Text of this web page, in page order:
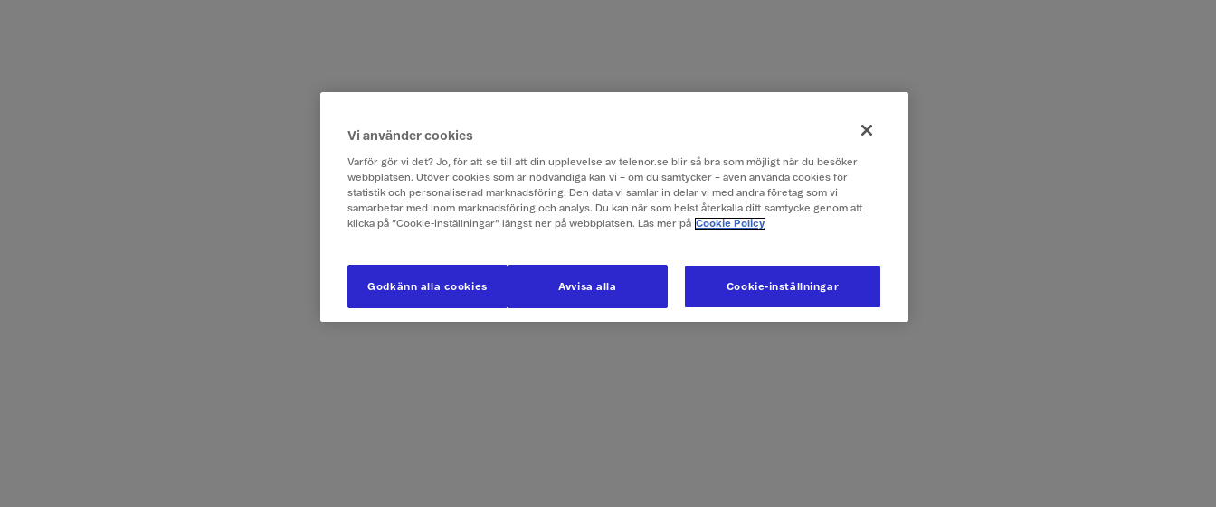
Vi använder cookies
Varför gör vi det? Jo, för att se till att din upplevelse av telenor.se blir så bra som möjligt när du besöker
webbplatsen. Utöver cookies som är nödvändiga kan vi – om du samtycker – även använda cookies för
statistik och personaliserad marknadsföring. Den data vi samlar in delar vi med andra företag som vi
samarbetar med inom marknadsföring och analys. Du kan när som helst återkalla ditt samtycke genom att
klicka på ”Cookie-inställningar” längst ner på webbplatsen. Läs mer på Cookie Policy
Cookie-inställningar
Avvisa alla
Godkänn alla cookies